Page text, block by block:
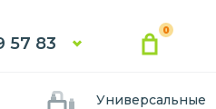
57 83
0
Универсальные